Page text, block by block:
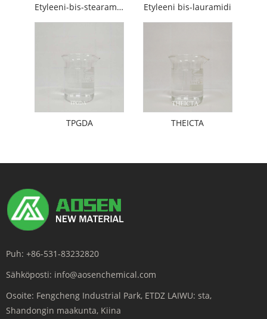
Etyleeni-bis-stearamidi Etyleeni bis-lauramidi
TPGDA THEICTA
Puh: +86-531-83232820
Sähköposti: info@aosenchemical.com
Osoite: Fengcheng Industrial Park, ETDZ LAIWU: sta,
Shandongin maakunta, Kiina